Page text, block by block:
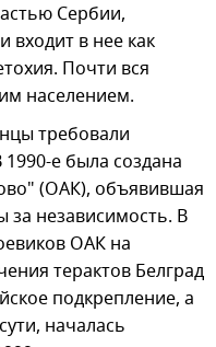
Сербии,
входит в нее как
Почти вся
населением.
требовали
е была создана
(ОАК), объявившая
независимость. В
ОАК на
терактов Белград
подкрепление, а
началась